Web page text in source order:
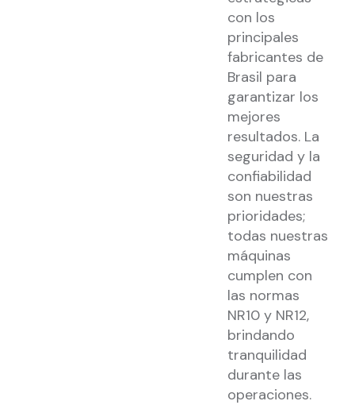
con los
principales
fabricantes de
Brasil para
garantizar los
mejores
resultados. La
seguridad y la
confiabilidad
son nuestras
prioridades;
todas nuestras
máquinas
cumplen con
las normas
NR10 y NR12,
brindando
tranquilidad
durante las
operaciones.